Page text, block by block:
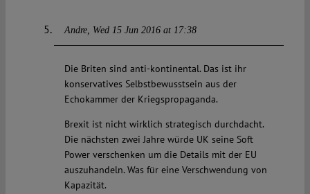
Andre Wed 15 Jun 2016 at 17:38
Die Briten sind anti-kontinental. Das ist ihr
konservatives Selbstbewusstsein aus der
Echokammer der Kriegspropaganda.
Brexit ist nicht wirklich strategisch durchdacht.
Die nächsten zwei Jahre würde UK seine Soft
Power verschenken um die Details mit der EU
auszuhandeln. Was für eine Verschwendung von
Kapazität.